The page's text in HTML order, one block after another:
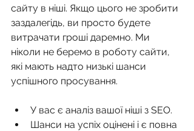
сайту в ніші. Якщо цього не зробити
заздалегідь, ви просто будете
витрачати гроші даремно. Ми
ніколи не беремо в роботу сайти,
які мають надто низькі шанси
успішного просування.
У вас є аналіз вашої ніші з SEO.
Шанси на успіх оцінені і є повна